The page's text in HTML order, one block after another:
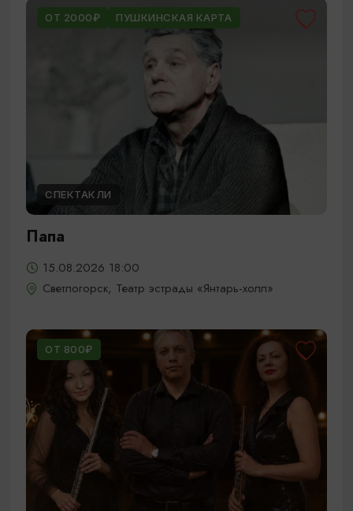
ОТ 2000₽ ПУШКИНСКАЯ КАРТА
СПЕКТАКЛИ
Папа
15.08.2026 18:00
Светлогорск, Театр эстрады «Янтарь-холл»
ОТ 800₽